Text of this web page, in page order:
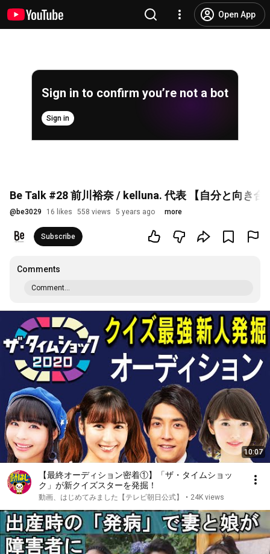
Open App
Sign in to confirm you’re not a bot
Sign in
Be Talk #28 前川裕奈 / kelluna. 代表 【自分と向き
@ be3029 16 likes 558 views 5 years ago more
Subscribe
Comments
Comment...
10:07
【最終オーディション密着①】「ザ・タイムショッ
ク」が新クイズスターを発掘！
動画、はじめてみました【テレビ朝日公式】 • 24K views